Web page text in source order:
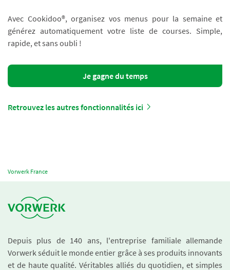
Avec Cookidoo®, organisez vos menus pour la semaine et
générez automatiquement votre liste de courses. Simple,
rapide, et sans oubli !
Je gagne du temps
Retrouvez les autres fonctionnalités ici
Vorwerk France
Depuis plus de 140 ans, l'entreprise familiale allemande
Vorwerk séduit le monde entier grâce à ses produits innovants
et de haute qualité. Véritables alliés du quotidien, et simples